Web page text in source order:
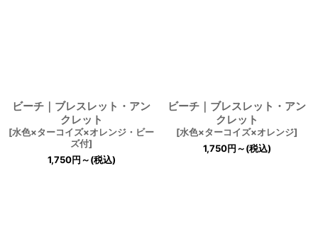
ビーチ｜ブレスレット・アン
クレット
[水色×ターコイズ×オレンジ・ビー
ズ付]
1,750円～(税込)
ビーチ｜ブレスレット・アン
クレット
[水色×ターコイズ×オレンジ]
1,750円～(税込)